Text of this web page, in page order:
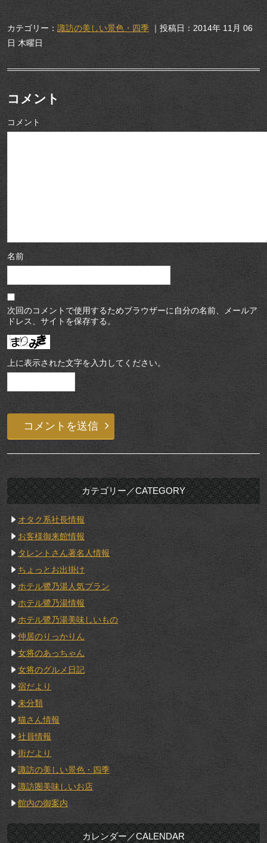
カテゴリー： 諏訪の美しい景色・四季｜投稿日：2014年 11月 06
日 木曜日
コメント
コメント
名前
次回のコメントで使用するためブラウザーに自分の名前、メールア
ドレス、サイトを保存する。
上に表示された文字を入力してください。
カテゴリー／CATEGORY
オタク系社長情報
お客様御来館情報
タレントさん著名人情報
ちょっとお出掛け
ホテル鷺乃湯人気プラン
ホテル鷺乃湯情報
ホテル鷺乃湯美味しいもの
仲居のりっかりん
女将のあっちゃん
女将のグルメ日記
宿だより
未分類
猫さん情報
社員情報
街だより
諏訪の美しい景色・四季
諏訪圏美味しいお店
館内の御案内
カレンダー／CALENDAR